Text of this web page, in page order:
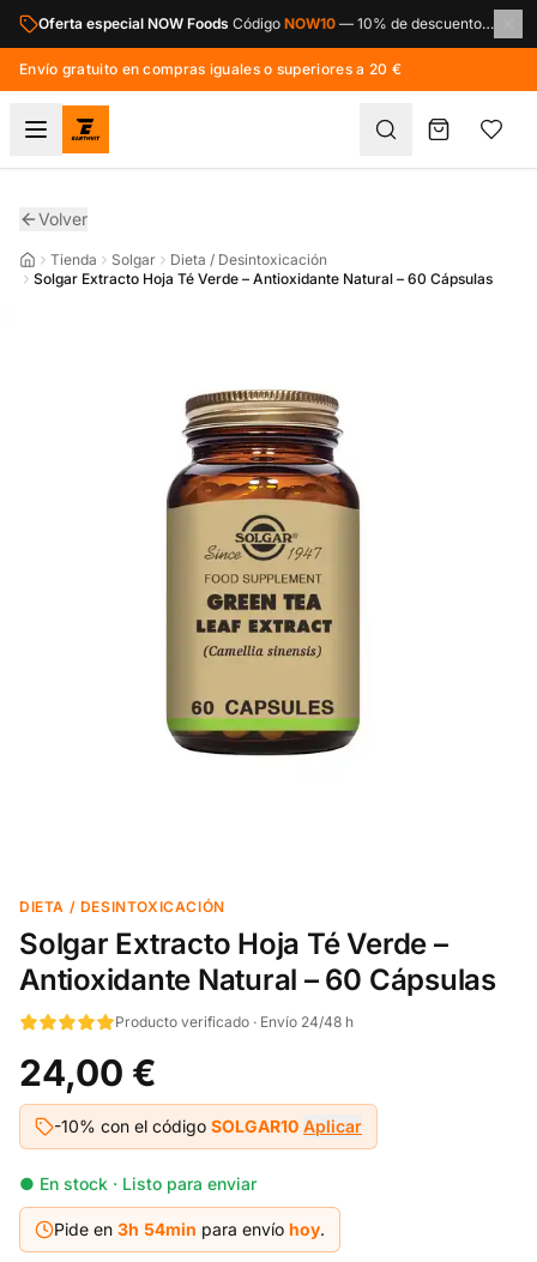
Saltar al contenido principal
Oferta especial NOW Foods Código NOW10 — 10% de descuento en toda la marca NOW Foods.
Envío gratuito en compras iguales o superiores a 20 €
Volver
Tienda Solgar
Dieta / Desintoxicación
Solgar Extracto Hoja Té Verde – Antioxidante Natural – 60 Cápsulas
DIETA / DESINTOXICACIÓN
Solgar Extracto Hoja Té Verde –
Antioxidante Natural – 60 Cápsulas
Producto verificado · Envío 24/48 h
24,00 €
-10% con el código SOLGAR10 Aplicar
● En stock · Listo para enviar
Pide en 3h 54min para envío hoy.